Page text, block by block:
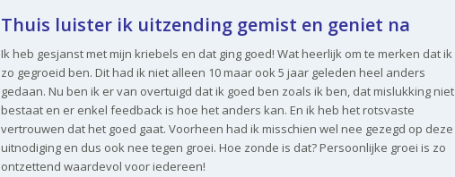
Thuis luister ik uitzending gemist en geniet na
Ik heb gesjanst met mijn kriebels en dat ging goed! Wat heerlijk om te merken dat ik
zo gegroeid ben. Dit had ik niet alleen 10 maar ook 5 jaar geleden heel anders
gedaan. Nu ben ik er van overtuigd dat ik goed ben zoals ik ben, dat mislukking niet
bestaat en er enkel feedback is hoe het anders kan. En ik heb het rotsvaste
vertrouwen dat het goed gaat. Voorheen had ik misschien wel nee gezegd op deze
uitnodiging en dus ook nee tegen groei. Hoe zonde is dat? Persoonlijke groei is zo
ontzettend waardevol voor iedereen!